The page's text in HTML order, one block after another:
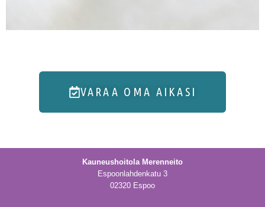
VARAA OMA AIKASI
Kauneushoitola Merenneito
Espoonlahdenkatu 3
02320 Espoo